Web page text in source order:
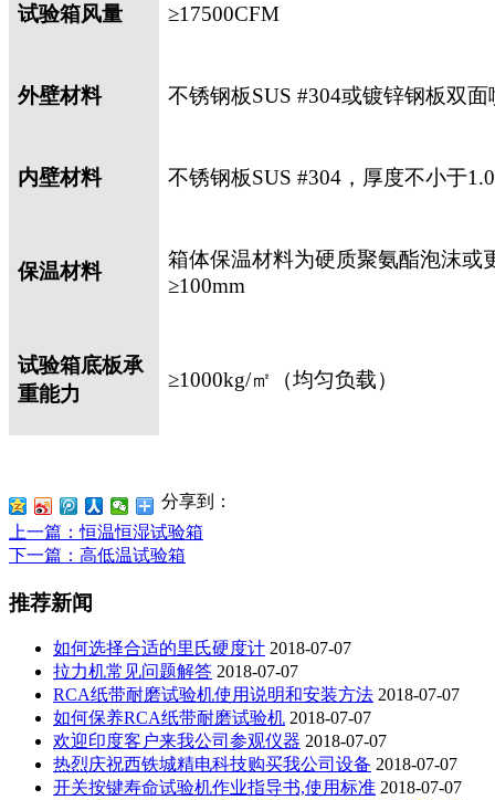
试验箱风量 ≥17500CFM
外壁材料 不锈钢板SUS #304或镀锌钢板双
内壁材料 不锈钢板SUS #304 ，厚度不小于
保温材料
箱体保温材料为硬质聚氨酯泡沫或
≥100mm
试验箱底板承
重能力
≥1000kg/㎡（均匀负载）
分享到：
上一篇 ：恒温恒湿试验箱
下一篇 ：高低温试验箱
推荐新闻
如何选择合适的里氏硬度计 2018-07-07
拉力机常见问题解答 2018-07-07
RCA纸带耐磨试验机使用说明和安装方法 2018-07-07
如何保养RCA纸带耐磨试验机 2018-07-07
欢迎印度客户来我公司参观仪器 2018-07-07
热烈庆祝西铁城精电科技购买我公司设备 2018-07-07
开关按键寿命试验机作业指导书,使用标准 2018-07-07